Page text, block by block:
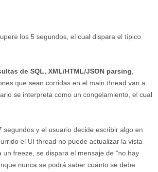
los 5 segundos, el cual dispara el típico
de SQL, XML/HTML/JSON parsing,
que sean corridas en el main thread van a
se interpreta como un congelamiento, el cual
y el usuario decide escribir algo en
el UI thread no puede actualizar la vista
freeze, se dispara el mensaje de “no hay
nunca se podrá saber cuánto se debe